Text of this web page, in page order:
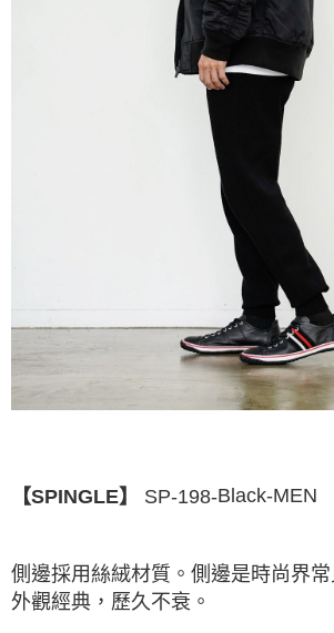
【SPINGLE】 SP-198-Black-MEN
側邊採用絲絨材質。側邊是時尚界常
外觀經典，歷久不衰。